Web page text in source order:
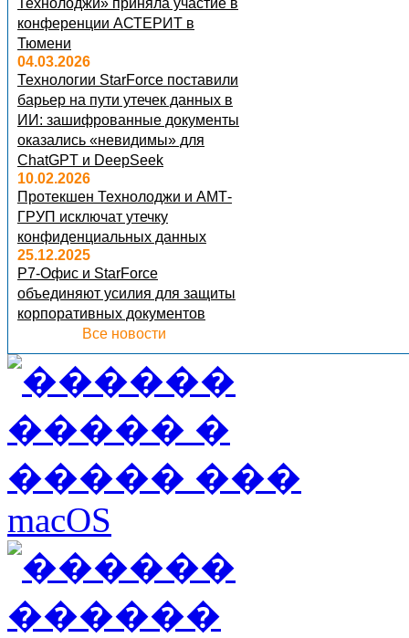
Технолоджи» приняла участие в
конференции АСТЕРИТ в
Тюмени
04.03.2026
Технологии StarForce поставили
барьер на пути утечек данных в
ИИ: зашифрованные документы
оказались «невидимы» для
ChatGPT и DeepSeek
10.02.2026
Протекшен Технолоджи и АМТ-
ГРУП исключат утечку
конфиденциальных данных
25.12.2025
Р7-Офис и StarForce
объединяют усилия для защиты
корпоративных документов
Все новости